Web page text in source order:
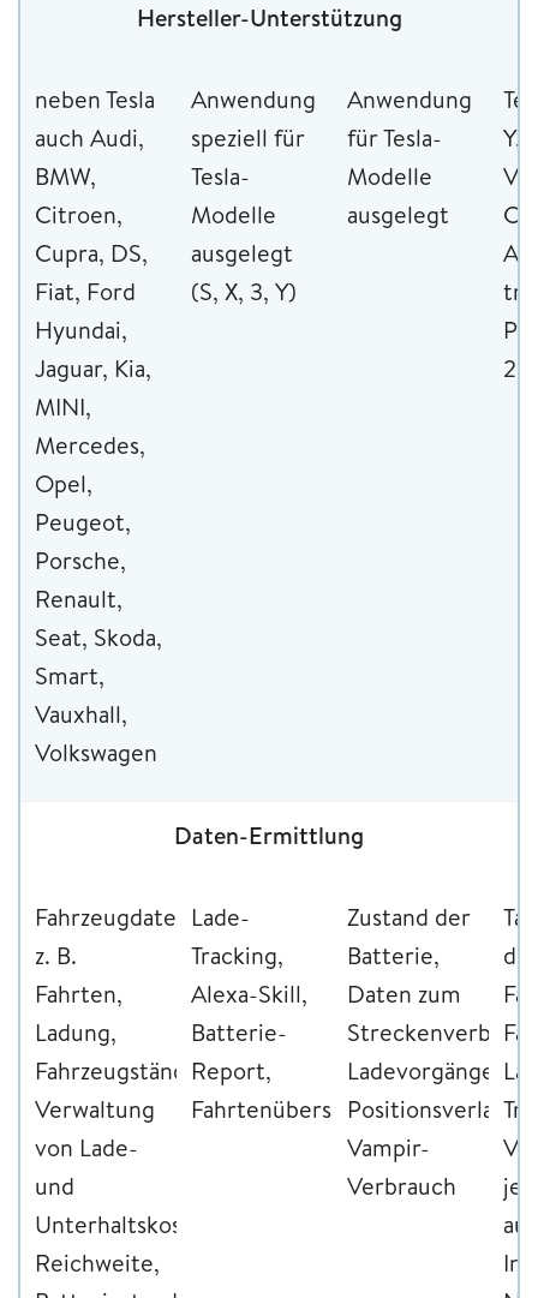
Hersteller-Unterstützung
neben Tesla
auch Audi,
BMW,
Citroen,
Cupra, DS,
Fiat, Ford
Hyundai,
Jaguar, Kia,
MINI,
Mercedes,
Opel,
Peugeot,
Porsche,
Renault,
Seat, Skoda,
Smart,
Vauxhall,
Volkswagen
Anwendung
speziell für
Tesla-
Modelle
ausgelegt
(S, X, 3, Y)
Anwendung
für Tesla-
Modelle
ausgelegt
Y,
Daten-Ermittlung
Fahrzeugdaten,
z. B.
Fahrten,
Ladung,
Fahrzeugstände,
Verwaltung
von Lade-
und
Unterhaltskosten,
Reichweite,
Lade-
Tracking,
Alexa-Skill,
Batterie-
Report,
Fahrtenübersicht
Zustand der
Batterie,
Daten zum
Ladevorgänge,
Positionsverlauf,
Vampir-
Verbrauch
des
je